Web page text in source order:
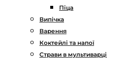
Піца
Випічка
Варення
Коктейлі та напої
Страви в мультиварці